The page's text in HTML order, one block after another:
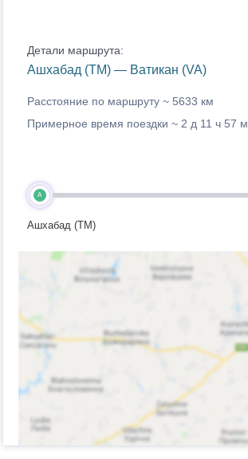
Детали маршрута:
Ашхабад (TM) — Ватикан (VA)
Расстояние по маршруту ~ 5633 км
Примерное время поездки ~ 2 д 11 ч 57 м
A
Ашхабад (TM)